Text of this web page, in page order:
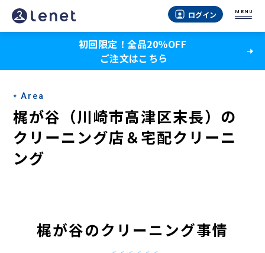
梶
が
（川
崎
市
高
津
ログイン MENU
初回限定！全品20％OFF
ご注文はこちら
Area
梶が谷（川崎市高津区末長）の
クリーニング店＆宅配クリーニ
ング
梶が谷のクリーニング事情